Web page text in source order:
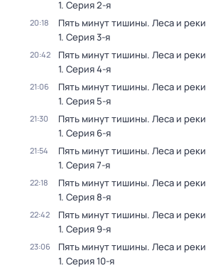
1. Серия 2-я
20:18 Пять минут тишины. Леса и реки
1. Серия 3-я
20:42 Пять минут тишины. Леса и реки
1. Серия 4-я
21:06 Пять минут тишины. Леса и реки
1. Серия 5-я
21:30 Пять минут тишины. Леса и реки
1. Серия 6-я
21:54 Пять минут тишины. Леса и реки
1. Серия 7-я
22:18 Пять минут тишины. Леса и реки
1. Серия 8-я
22:42 Пять минут тишины. Леса и реки
1. Серия 9-я
23:06 Пять минут тишины. Леса и реки
1. Серия 10-я